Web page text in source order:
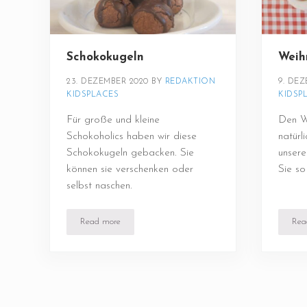
Schokokugeln
23. DEZEMBER 2020 BY REDAKTION
KIDSPLACES
Für große und kleine
Schokoholics haben wir diese
Schokokugeln gebacken. Sie
können sie verschenken oder
selbst naschen.
Read moreSchokokugeln
9.
Den
Sie